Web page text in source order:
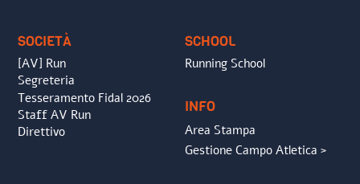
SOCIETÀ
[AV] Run
Segreteria
Tesseramento Fidal 2026
Staff AV Run
Direttivo
SCHOOL
Running School
INFO
Area Stampa
Gestione Campo Atletica >